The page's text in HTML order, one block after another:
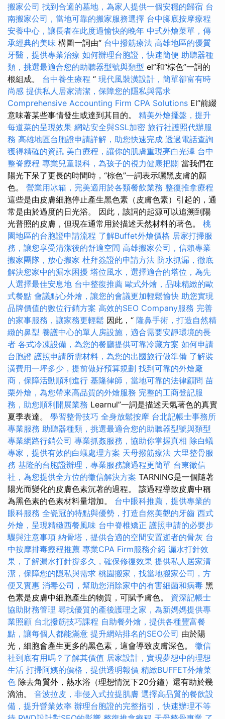
搬家公司 找到合適的墓地，為家人提供一個安穩的歸宿 台
南搬家公司，當地可靠的搬家服務選擇 台中腳底按摩療程
安養中心，讓長者在此度過愉快的晚年 中式外燴菜單，傳
承經典的美味 構圖一詞由“ 台中撥筋療法 高雄地區的優質
牙醫，提供專業治療 如何辦理台胞證，快速簡便 助聽器種
類，挑選最適合您的助聽器型號與類型 el”和“棕色”一詞的
根組成。 台中養生療程 “ 現代風裝潢設計，簡單卻富有時
尚感 提供私人居家清潔，保障您的隱私與需求
Comprehensive Accounting Firm CPA Solutions El”前綴
意味著某些事情發生或達到其目的。 精美外燴擺盤，提升
每道菜的呈現效果 網站安全與SSL加密 旅行社護照代辦服
務 高雄地區台胞證申請詳解，助您快速完成 透過電話查詢
獲得精確的資訊 美白療程，讓你的肌膚重現亮白光澤 台中
整脊療程 專業兒童眼科，為孩子的視力健康把關 當我們在
陽光下呆了更長的時間時，“棕色”一詞表示曬黑皮膚的顏
色。 營業用冰箱，完美適用於各類餐飲業務 整復推拿療程
這些是由皮膚細胞停止產生黑色素（皮膚色素）引起的，通
常是由於過度的日光浴。 因此，該詞的起源可以追溯到陽
光普照的皮膚，但現在通常用於描述天然材料的著色。 桃
園地區的台胞證申請流程 了解Buffet外燴價格 居家打掃服
務，讓您享受清潔後的舒適空間 高雄搬家公司，信賴專業
搬家團隊，放心搬家 杜拜簽證的申請方法 防水抓漏，徹底
解決您家中的漏水困擾 塔位風水，選擇適合的塔位，為先
人選擇最佳安息地 台中整復推薦 歐式外燴，品味精緻的歐
式餐點 會議點心外燴，讓您的會議更加輕鬆愉快 助您實現
品牌價值的數位行銷方案 高效的SEO Company服務 完善
的家事服務，讓家務更輕鬆 因此，“ 隆鼻手術，打造自然精
緻的鼻型 養護中心的單人房設施，適合需要安靜環境的長
者 各式冷凍設備，為您的餐廳提供可靠冷藏方案 如何申請
台胞證 護照申請所需材料，為您的出國旅行做準備 了解裝
潢費用一坪多少，提前做好預算規劃 找到可靠的外燴廠
商，保障活動順利進行 基隆律師，當地可靠的法律顧問 苗
栗外燴，為您帶來高品質的外燴服務 完整的工商登記服
務，助您順利開展業務 Learnul”一詞是描述天氣著色的真實
夏季表達。 學習整骨技巧 全身放鬆按摩 台北記帳士事務所
專業服務 助聽器種類，挑選最適合您的助聽器型號與類型
專業網路行銷公司 專業抓姦服務，協助你掌握真相 除白蟻
專家，提供有效的白蟻處理方案 天母撥筋療法 大里整骨服
務 基隆的台胞證辦理，專業服務讓過程更簡單 台東徵信
社，為您提供全方位的徵信解決方案 TARNING是一個隨著
陽光而變化的皮膚色素沉著的過程。 該過程導致皮膚中稱
為黑色素的色素材料量增加。 台中眼科推薦，提供專業的
眼科服務 全瓷冠的特點與優勢，打造自然美觀的牙齒 西式
外燴，呈現精緻西餐風味 台中脊椎矯正 護照申請的必要步
驟與注意事項 納骨塔，提供合適的空間安置逝者的骨灰 台
中按摩排毒療程推薦 專業CPA Firm服務介紹 漏水打針效
果，了解漏水打針撐多久，確保修復效果 提供私人居家清
潔，保障您的隱私與需求 桃園搬家，找當地搬家公司，方
便又實惠 消毒公司，幫助您消除家中的有害細菌和病毒 黑
色素是皮膚中細胞產生的物質，可賦予膚色。 資深記帳士
協助財務管理 尋找優質的產後護理之家，為新媽媽提供專
業照顧 台北撥筋技巧課程 自助餐外燴，提供各種豐富餐
點，讓每個人都能滿意 提升網站排名的SEO公司 由於陽
光，細胞會產生更多的黑色素，這會導致皮膚深色。 徵信
社到底有用嗎？了解其價值 居家設計，實現夢想中的理想
生活 打掃阿姨的價格，提供透明報價 精緻BUFFET外燴菜
色 除去角質外，熱水浴（理想情況下20分鐘）還有助於幾
滴油。 音波拉皮，非侵入式拉提肌膚 選擇高品質的餐飲設
備，提升營業效率 辦理台胞證的完整指引，快速辦理不等